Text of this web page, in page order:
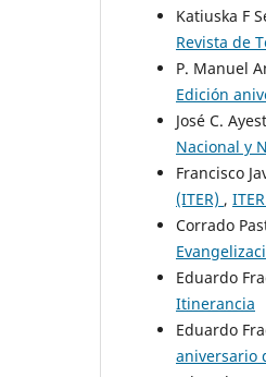
Katiuska F
Revista de
P. Manuel
Edición
José C.
Nacional y
Francisco
(ITER) ,
Corrado
Eduardo
Itinerancia
Eduardo
aniversario